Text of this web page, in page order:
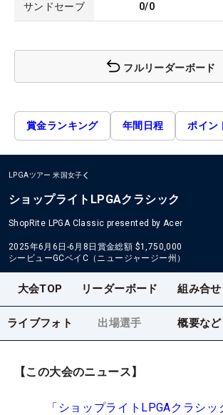
サンドセーブ 0/0
フルリーダーボード
賞金ランキング 年間日程 ポイン
LPGAツアー 米国女子
ショップライトLPGAクラシック
ShopRite LPGA Classic presented by Acer
2025年6月6日-6月8日 賞金総額 $1,750,000
シービューGCベイC（ニュージャージー州）
大会TOP リーダーボード 組み合せ
ライブフォト 出場選手 概要など
【この大会のニュース】
「ショップライトLPGAクラシ